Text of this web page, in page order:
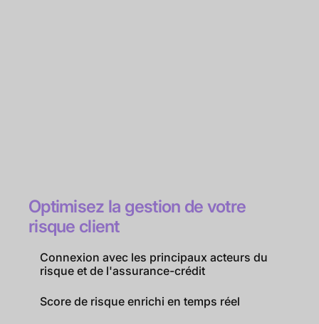
Optimisez la gestion de votre
risque client
Connexion avec les principaux acteurs du
risque et de l'assurance-crédit
Score de risque enrichi en temps réel